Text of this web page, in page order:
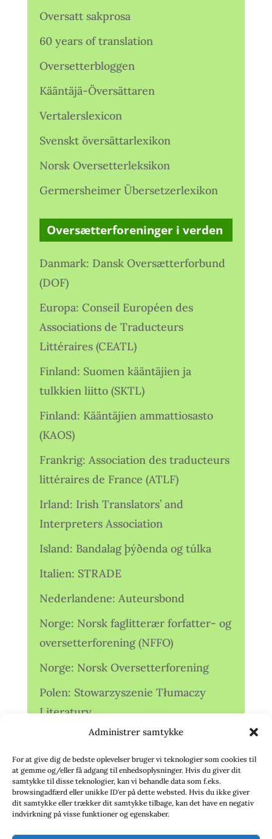
Administrer samtykke
For at give dig de bedste oplevelser bruger vi teknologier som cookies til
at gemme og/eller få adgang til enhedsoplysninger. Hvis du giver dit
samtykke til disse teknologier, kan vi behandle data som f.eks.
browsingadfærd eller unikke ID'er på dette websted. Hvis du ikke giver
dit samtykke eller trækker dit samtykke tilbage, kan det have en negativ
indvirkning på visse funktioner og egenskaber.
Oversatt sakprosa
60 years of translation
Oversetterbloggen
Kääntäjä-Översättaren
Vertalerslexicon
Svenskt översättarlexikon
Norsk Oversetterleksikon
Germersheimer Übersetzerlexikon
Oversætterforeninger i verden
Danmark: Dansk Oversætterforbund
(DOF)
Europa: Conseil Européen des
Associations de Traducteurs
Littéraires (CEATL)
Finland: Suomen kääntäjien ja
tulkkien liitto (SKTL)
Finland: Kääntäjien ammattiosasto
(KAOS)
Frankrig: Association des traducteurs
littéraires de France (ATLF)
Irland: Irish Translators’ and
Interpreters Association
Island: Bandalag þýðenda og túlka
Italien: STRADE
Nederlandene: Auteursbond
Norge: Norsk faglitterær forfatter- og
oversetterforening (NFFO)
Norge: Norsk Oversetterforening
Polen: Stowarzyszenie Tłumaczy
Literatury
Storbritannien: Translators
Association (TA)
Sverige: Översättarsektionen (Ö.)
Sverige: Översättarcentrum (ÖC)